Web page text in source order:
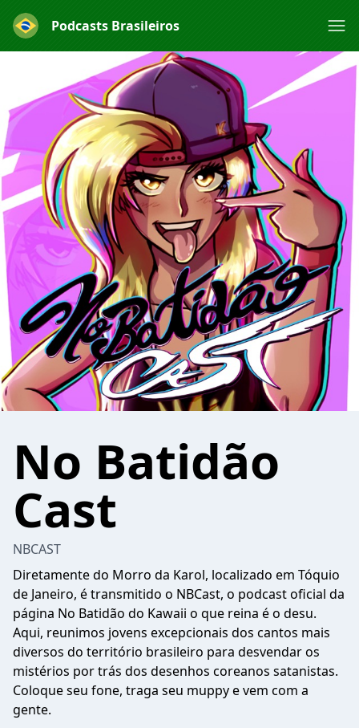
Podcasts Brasileiros
No Batidão
Cast
NBCAST
Diretamente do Morro da Karol, localizado em Tóquio
de Janeiro, é transmitido o NBCast, o podcast oficial da
página No Batidão do Kawaii o que reina é o desu.
Aqui, reunimos jovens excepcionais dos cantos mais
diversos do território brasileiro para desvendar os
mistérios por trás dos desenhos coreanos satanistas.
Coloque seu fone, traga seu muppy e vem com a
gente.